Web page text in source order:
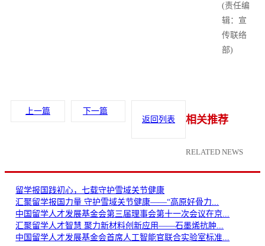
(责任编
辑：宣
传联络
部)
上一篇
下一篇
返回列表
相关推荐
RELATED NEWS
留学报国践初心，七载守护雪域关节健康
汇聚留学报国力量 守护雪域关节健康——“高原好骨力...
中国留学人才发展基金会第三届理事会第十一次会议在京...
汇聚留学人才智慧 聚力新材料创新应用——石墨烯抗肿...
中国留学人才发展基金会首席人工智能官联合实验室标准...